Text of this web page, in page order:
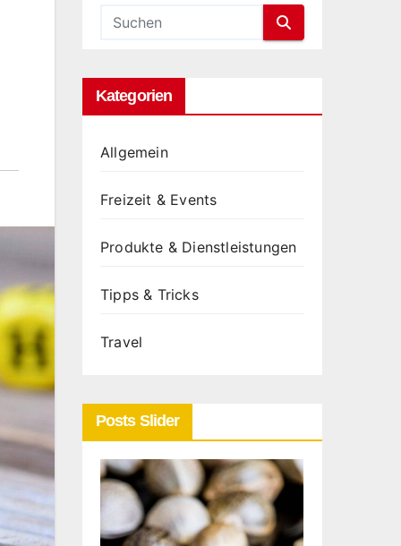
Kategorien
Allgemein
Freizeit & Events
Produkte & Dienstleistungen
Tipps & Tricks
Travel
Posts Slider